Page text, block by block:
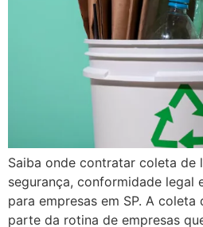
Saiba onde contratar coleta de
segurança, conformidade legal
para empresas em SP. A
parte da rotina de empresas